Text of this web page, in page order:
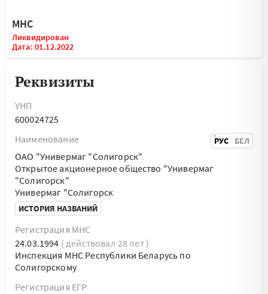
МНС
Ликвидирован
Дата: 01.12.2022
Реквизиты
УНП
600024725
Наименование
РУС БЕЛ
ОАО "Универмаг "Солигорск"
Открытое акционерное общество "Универмаг
"Солигорск"
Универмаг "Солигорск
ИСТОРИЯ НАЗВАНИЙ
Регистрация МНС
24.03.1994 ( действовал 28 лет )
Инспекция МНС Республики Беларусь по
Солигорскому
Регистрация ЕГР